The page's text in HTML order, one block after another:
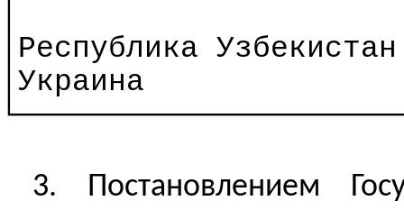
│Республика Узбекистан
│Украина
3. Постановлением